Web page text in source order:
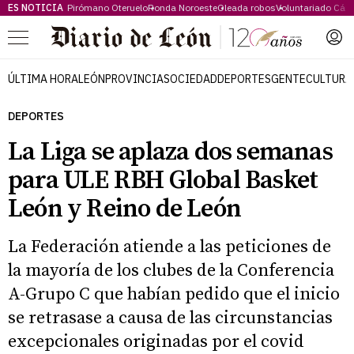
ES NOTICIA Pirómano OterueloRonda NoroesteOleada robosVoluntariado
Menú
ÚLTIMA HORALEÓNPROVINCIASOCIEDADDEPORTESGENTECULTURA
DEPORTES
La Liga se aplaza dos semanas
para ULE RBH Global Basket
León y Reino de León
La Federación atiende a las peticiones de
la mayoría de los clubes de la Conferencia
A-Grupo C que habían pedido que el inicio
se retrasase a causa de las circunstancias
excepcionales originadas por el covid